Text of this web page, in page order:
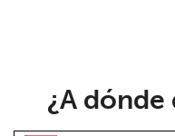
¿A dónde